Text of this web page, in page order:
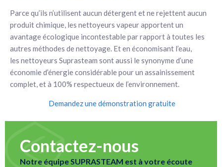
Parce qu’ils n’utilisent aucun détergent et ne rejettent aucun
produit chimique, les nettoyeurs vapeur apportent un
avantage écologique incontestable par rapport à toutes les
autres méthodes de nettoyage. Et en économisant l’eau,
les nettoyeurs Suprasteam sont aussi le synonyme d’une
économie d’énergie considérable pour un assainissement
complet, et à 100% respectueux de l’environnement.
Demandez une démonstration gratuite
Contactez-nous
Notre équipe SUPRASTEAM est à votre écoute